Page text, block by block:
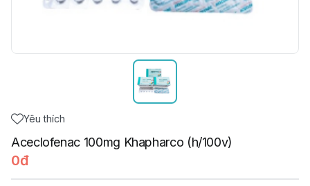
Yêu thích
Aceclofenac 100mg Khapharco (h/100v)
0đ